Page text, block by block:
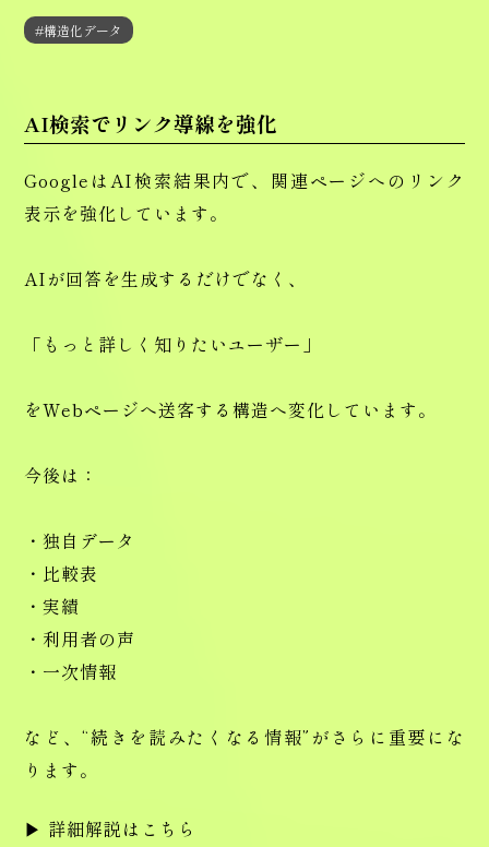
#構造化データ
AI検索でリンク導線を強化
GoogleはAI検索結果内で、関連ページへのリンク
表示を強化しています。
AIが回答を生成するだけでなく、
「もっと詳しく知りたいユーザー」
をWebページへ送客する構造へ変化しています。
今後は：
・独自データ
・比較表
・実績
・利用者の声
・一次情報
など、“続きを読みたくなる情報”がさらに重要にな
ります。
▶ 詳細解説はこちら